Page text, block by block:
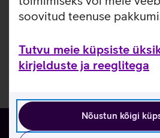
soovitud teenuse
Tutvu meie küpsiste
kirjelduste ja reeglitega
Nõustun kõigi